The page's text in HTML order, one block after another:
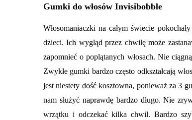
Gumki do włosów Invisibobble
Włosomaniaczki na całym świecie
dzieci. Ich wygląd przez chwilę może
zapomnieć o poplątanych włosach. Nie
Zwykłe gumki bardzo często odkształcają
jest niestety dość kosztowna, ponieważ za 3
nam służyć naprawdę bardzo długo. Nie
wrzątku i odczekać kilka chwil. Bardzo